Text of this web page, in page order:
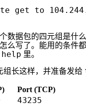
get to
数据包的四元组是什
么写了。能用的条件
里。
组长这样，并准备发给
Port (TCP)
43235